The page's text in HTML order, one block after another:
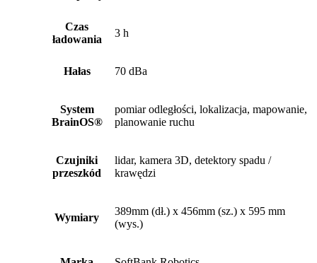
Czas
ładowania
3 h
Hałas 70 dBa
System
BrainOS®
pomiar odległości, lokalizacja, mapowanie,
planowanie ruchu
Czujniki
przeszkód
lidar, kamera 3D, detektory spadu /
krawędzi
Wymiary
389mm (dł.) x 456mm (sz.) x 595 mm
(wys.)